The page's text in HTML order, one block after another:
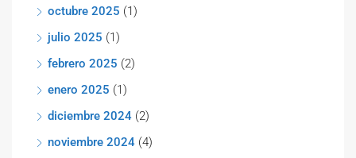
octubre 2025 (1)
julio 2025 (1)
febrero 2025 (2)
enero 2025 (1)
diciembre 2024 (2)
noviembre 2024 (4)